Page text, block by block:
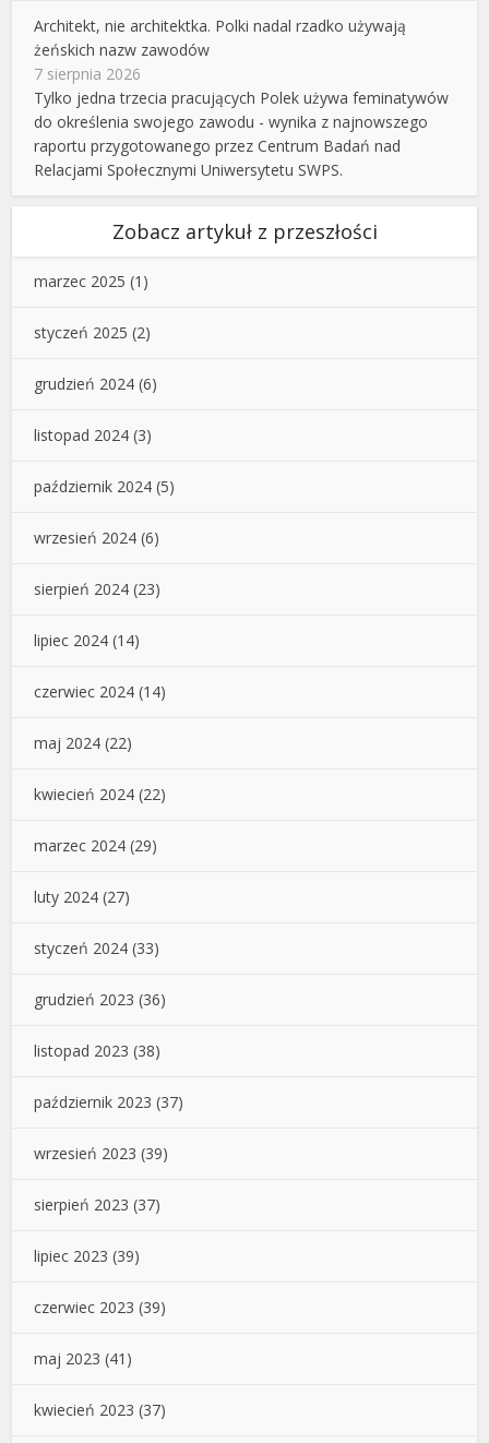
Architekt, nie architektka. Polki nadal rzadko używają
żeńskich nazw zawodów
7 sierpnia 2026
Tylko jedna trzecia pracujących Polek używa feminatywów
do określenia swojego zawodu - wynika z najnowszego
raportu przygotowanego przez Centrum Badań nad
Relacjami Społecznymi Uniwersytetu SWPS.
Zobacz artykuł z przeszłości
marzec 2025 (1)
styczeń 2025 (2)
grudzień 2024 (6)
listopad 2024 (3)
październik 2024 (5)
wrzesień 2024 (6)
sierpień 2024 (23)
lipiec 2024 (14)
czerwiec 2024 (14)
maj 2024 (22)
kwiecień 2024 (22)
marzec 2024 (29)
luty 2024 (27)
styczeń 2024 (33)
grudzień 2023 (36)
listopad 2023 (38)
październik 2023 (37)
wrzesień 2023 (39)
sierpień 2023 (37)
lipiec 2023 (39)
czerwiec 2023 (39)
maj 2023 (41)
kwiecień 2023 (37)